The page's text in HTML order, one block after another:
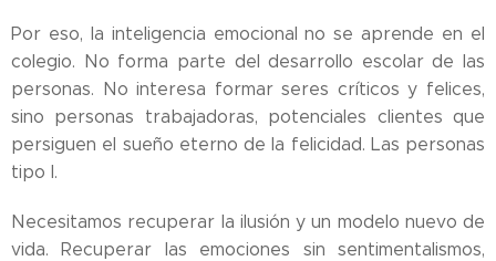
Por eso, la inteligencia emocional no se aprende en el
colegio. No forma parte del desarrollo escolar de las
personas. No interesa formar seres críticos y felices,
sino personas trabajadoras, potenciales clientes que
persiguen el sueño eterno de la felicidad. Las personas
tipo I.
Necesitamos recuperar la ilusión y un modelo nuevo de
vida. Recuperar las emociones sin sentimentalismos,